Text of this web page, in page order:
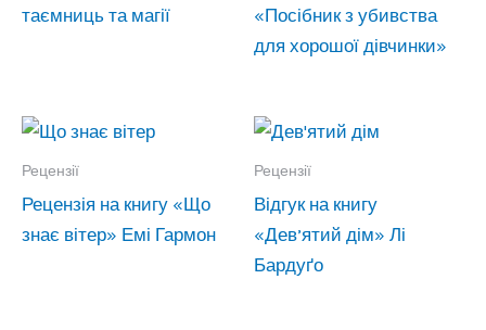
таємниць та магії
«Посібник з убивства
для хорошої дівчинки»
Рецензії
Рецензія на книгу «Що
знає вітер» Емі Гармон
Рецензії
Відгук на книгу
«Дев’ятий дім» Лі
Бардуґо